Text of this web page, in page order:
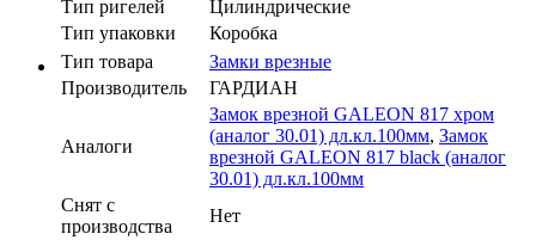
Тип ригелей
Цилиндрические
Тип упаковки
Коробка
Тип товара
Замки врезные
Производитель
ГАРДИАН
Аналоги
Замок врезной GALEON 817 хром
(аналог 30.01) дл.кл.100мм, Замок
врезной GALEON 817 black (аналог
30.01) дл.кл.100мм
Cнят с
производства
Нет